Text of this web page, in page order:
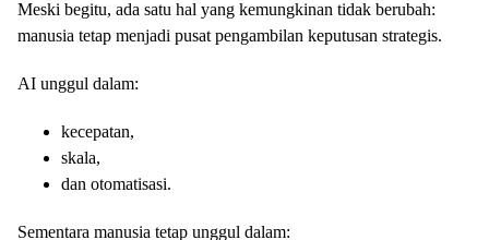
Meski begitu, ada satu hal yang kemungkinan tidak berubah:
manusia tetap menjadi pusat pengambilan keputusan strategis.
AI unggul dalam:
kecepatan,
skala,
dan otomatisasi.
Sementara manusia tetap unggul dalam: